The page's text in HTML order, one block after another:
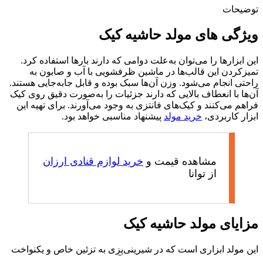
توضیحات
ویژگی های مولد حاشیه کیک
این ابزارها را می‌توان به‌علت دوامی که دارند بارها استفاده کرد.
تمیزکردن این قالب‌ها در ماشین ظرفشویی با آب و صابون به
راحتی انجام می‌شود. وزن آن‌ها سبک بوده و قابل جابه‌جایی هستند.
آن‌ها با انعطاف بالایی که دارند جزئیات را به‌صورت دقیق روی کیک
فراهم می‌کنند و کیک‌های فانتزی به وجود می‌آورند. برای تهیه این
ابزار کاربردی، خرید مولد پیشنهاد مناسبی خواهد بود.
مشاهده قیمت و خرید لوازم قنادی ارزان
از توانا
مزایای مولد حاشیه کیک
این مولد ابزاری است که در شیرینی‌پزی به تزئین خاص و یکنواخت